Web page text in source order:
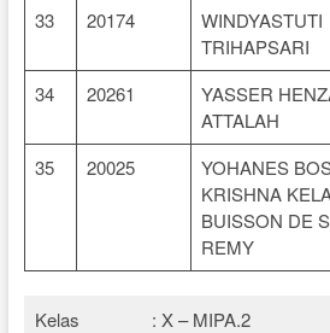
33 20174
WINDYASTUTI
TRIHAPSARI
34 20261
YASSER
ATTALAH
35 20025
YOHANES
KRISHNA
BUISSON DE
REMY
Kelas
: X – MIPA.2